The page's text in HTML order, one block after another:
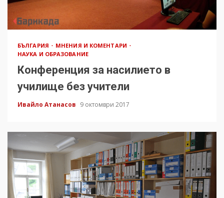
БЪЛГАРИЯ
МНЕНИЯ И КОМЕНТАРИ
НАУКА И ОБРАЗОВАНИЕ
Конференция за насилието в
училище без учители
Ивайло Атанасов 9 октомври 2017